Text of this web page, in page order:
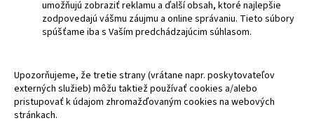
umožňujú zobraziť reklamu a ďalší obsah, ktoré najlepšie
zodpovedajú vášmu záujmu a online správaniu. Tieto súbory
spúšťame iba s Vaším predchádzajúcim súhlasom.
Upozorňujeme, že tretie strany (vrátane napr. poskytovateľov
externých služieb) môžu taktiež používať cookies a/alebo
pristupovať k údajom zhromažďovaným cookies na webových
stránkach.